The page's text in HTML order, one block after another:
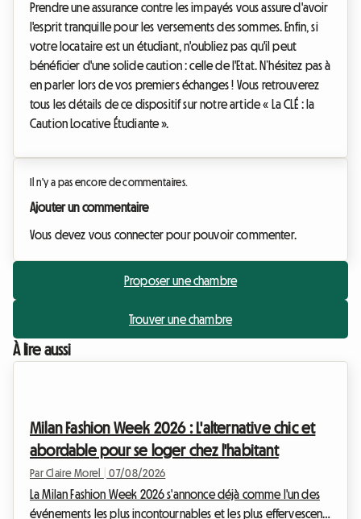
Prendre une assurance contre les impayés vous assure d'avoir
l'esprit tranquille pour les versements des sommes. Enfin, si
votre locataire est un étudiant, n'oubliez pas qu'il peut
bénéficier d'une solide caution : celle de l'Etat. N’hésitez pas à
en parler lors de vos premiers échanges ! Vous retrouverez
tous les détails de ce dispositif sur notre article « La CLÉ : la
Caution Locative Étudiante ».
Il n'y a pas encore de commentaires.
Ajouter un commentaire
Vous devez vous connecter pour pouvoir commenter.
Proposer une chambre
Trouver une chambre
À lire aussi
Milan Fashion Week 2026 : L'alternative chic et
abordable pour se loger chez l'habitant
Par Claire Morel 07/08/2026
La Milan Fashion Week 2026 s'annonce déjà comme l'un des
événements les plus incontournables et les plus effervescents